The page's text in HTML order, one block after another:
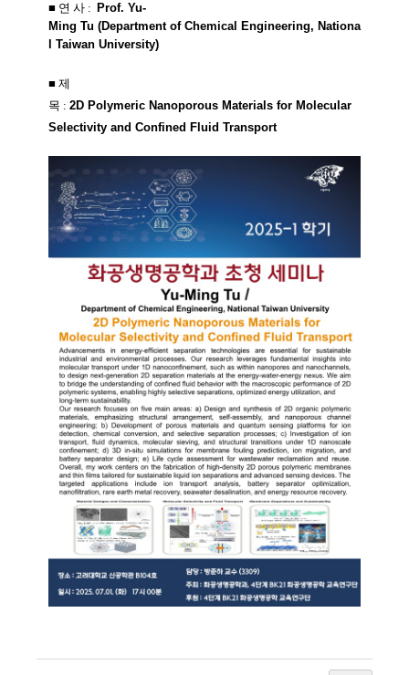
■ 연 사 : Prof. Yu-
Ming Tu (Department of Chemical Engineering, Nationa
Taiwan University)
■ 제
목 : 2D Polymeric Nanoporous Materials for Molecular
Selectivity and Confined Fluid Transport